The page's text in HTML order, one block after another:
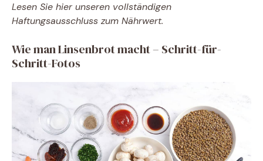
Lesen Sie hier unseren vollständigen
Haftungsausschluss zum Nährwert.
Wie man Linsenbrot macht – Schritt-für-
Schritt-Fotos